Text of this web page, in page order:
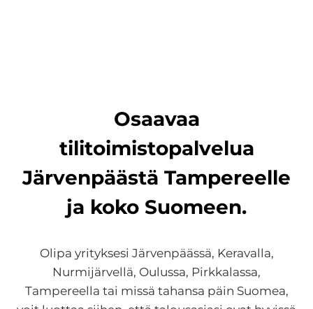
Osaavaa
tilitoimistopalvelua
Järvenpäästä Tampereelle
ja koko Suomeen.
Olipa yrityksesi Järvenpäässä, Keravalla,
Nurmijärvellä, Oulussa, Pirkkalassa,
Tampereella tai missä tahansa päin Suomea,